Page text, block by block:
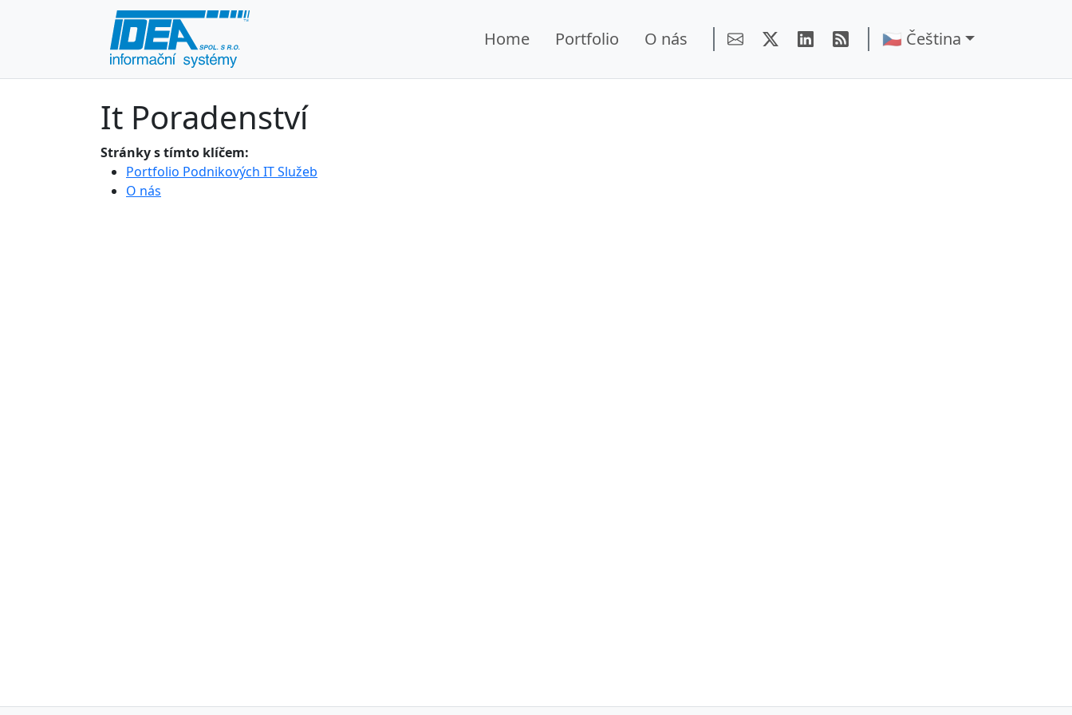
Home Portfolio O nás 🇨🇿 Čeština
It Poradenství
Stránky s tímto klíčem:
Portfolio Podnikových IT Služeb
O nás